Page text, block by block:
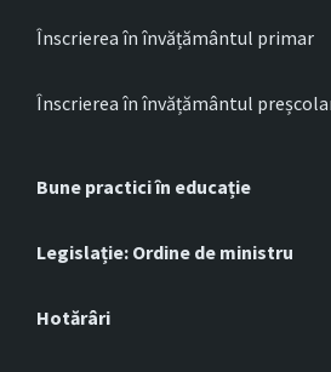
Înscrierea în învățământul primar
Înscrierea în învățământul
Bune practici în educație
Legislație: Ordine de ministru
Hotărâri